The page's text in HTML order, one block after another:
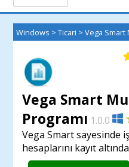
Windows >Ticari >Vega Smart
Vega Smart
Programı 1.0.0
Vega Smart sayesinde
hesaplarını kayıt